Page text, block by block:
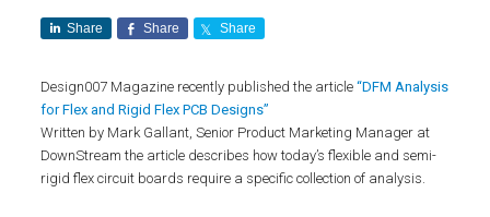
Share Share Share
Design007 Magazine recently published the article“DFM Analysis
for Flex and Rigid Flex PCB Designs”
Written by Mark Gallant, Senior Product Marketing Manager at
DownStream the article describes how today’s flexible and semi-
rigid flex circuit boards require a specific collection of analysis.